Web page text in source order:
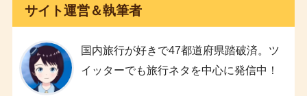
サイト運営＆執筆者
国内旅行が好きで47都道府県踏破済。ツ
イッターでも旅行ネタを中心に発信中！